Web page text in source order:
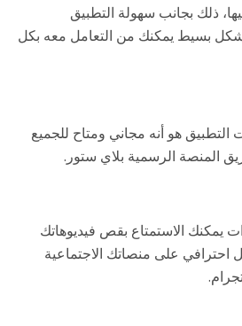
ذلك بجانب سهولة التطبيق
بسيط يمكنك من التعامل معه بكل
التطبيق هو أنه مجاني ومتاح للجميع
المنصة الرسمية بلاي ستور.
يمكنك الاستمتاع بقص فيديوهاتك
احترافي على منصاتك الاجتماعية